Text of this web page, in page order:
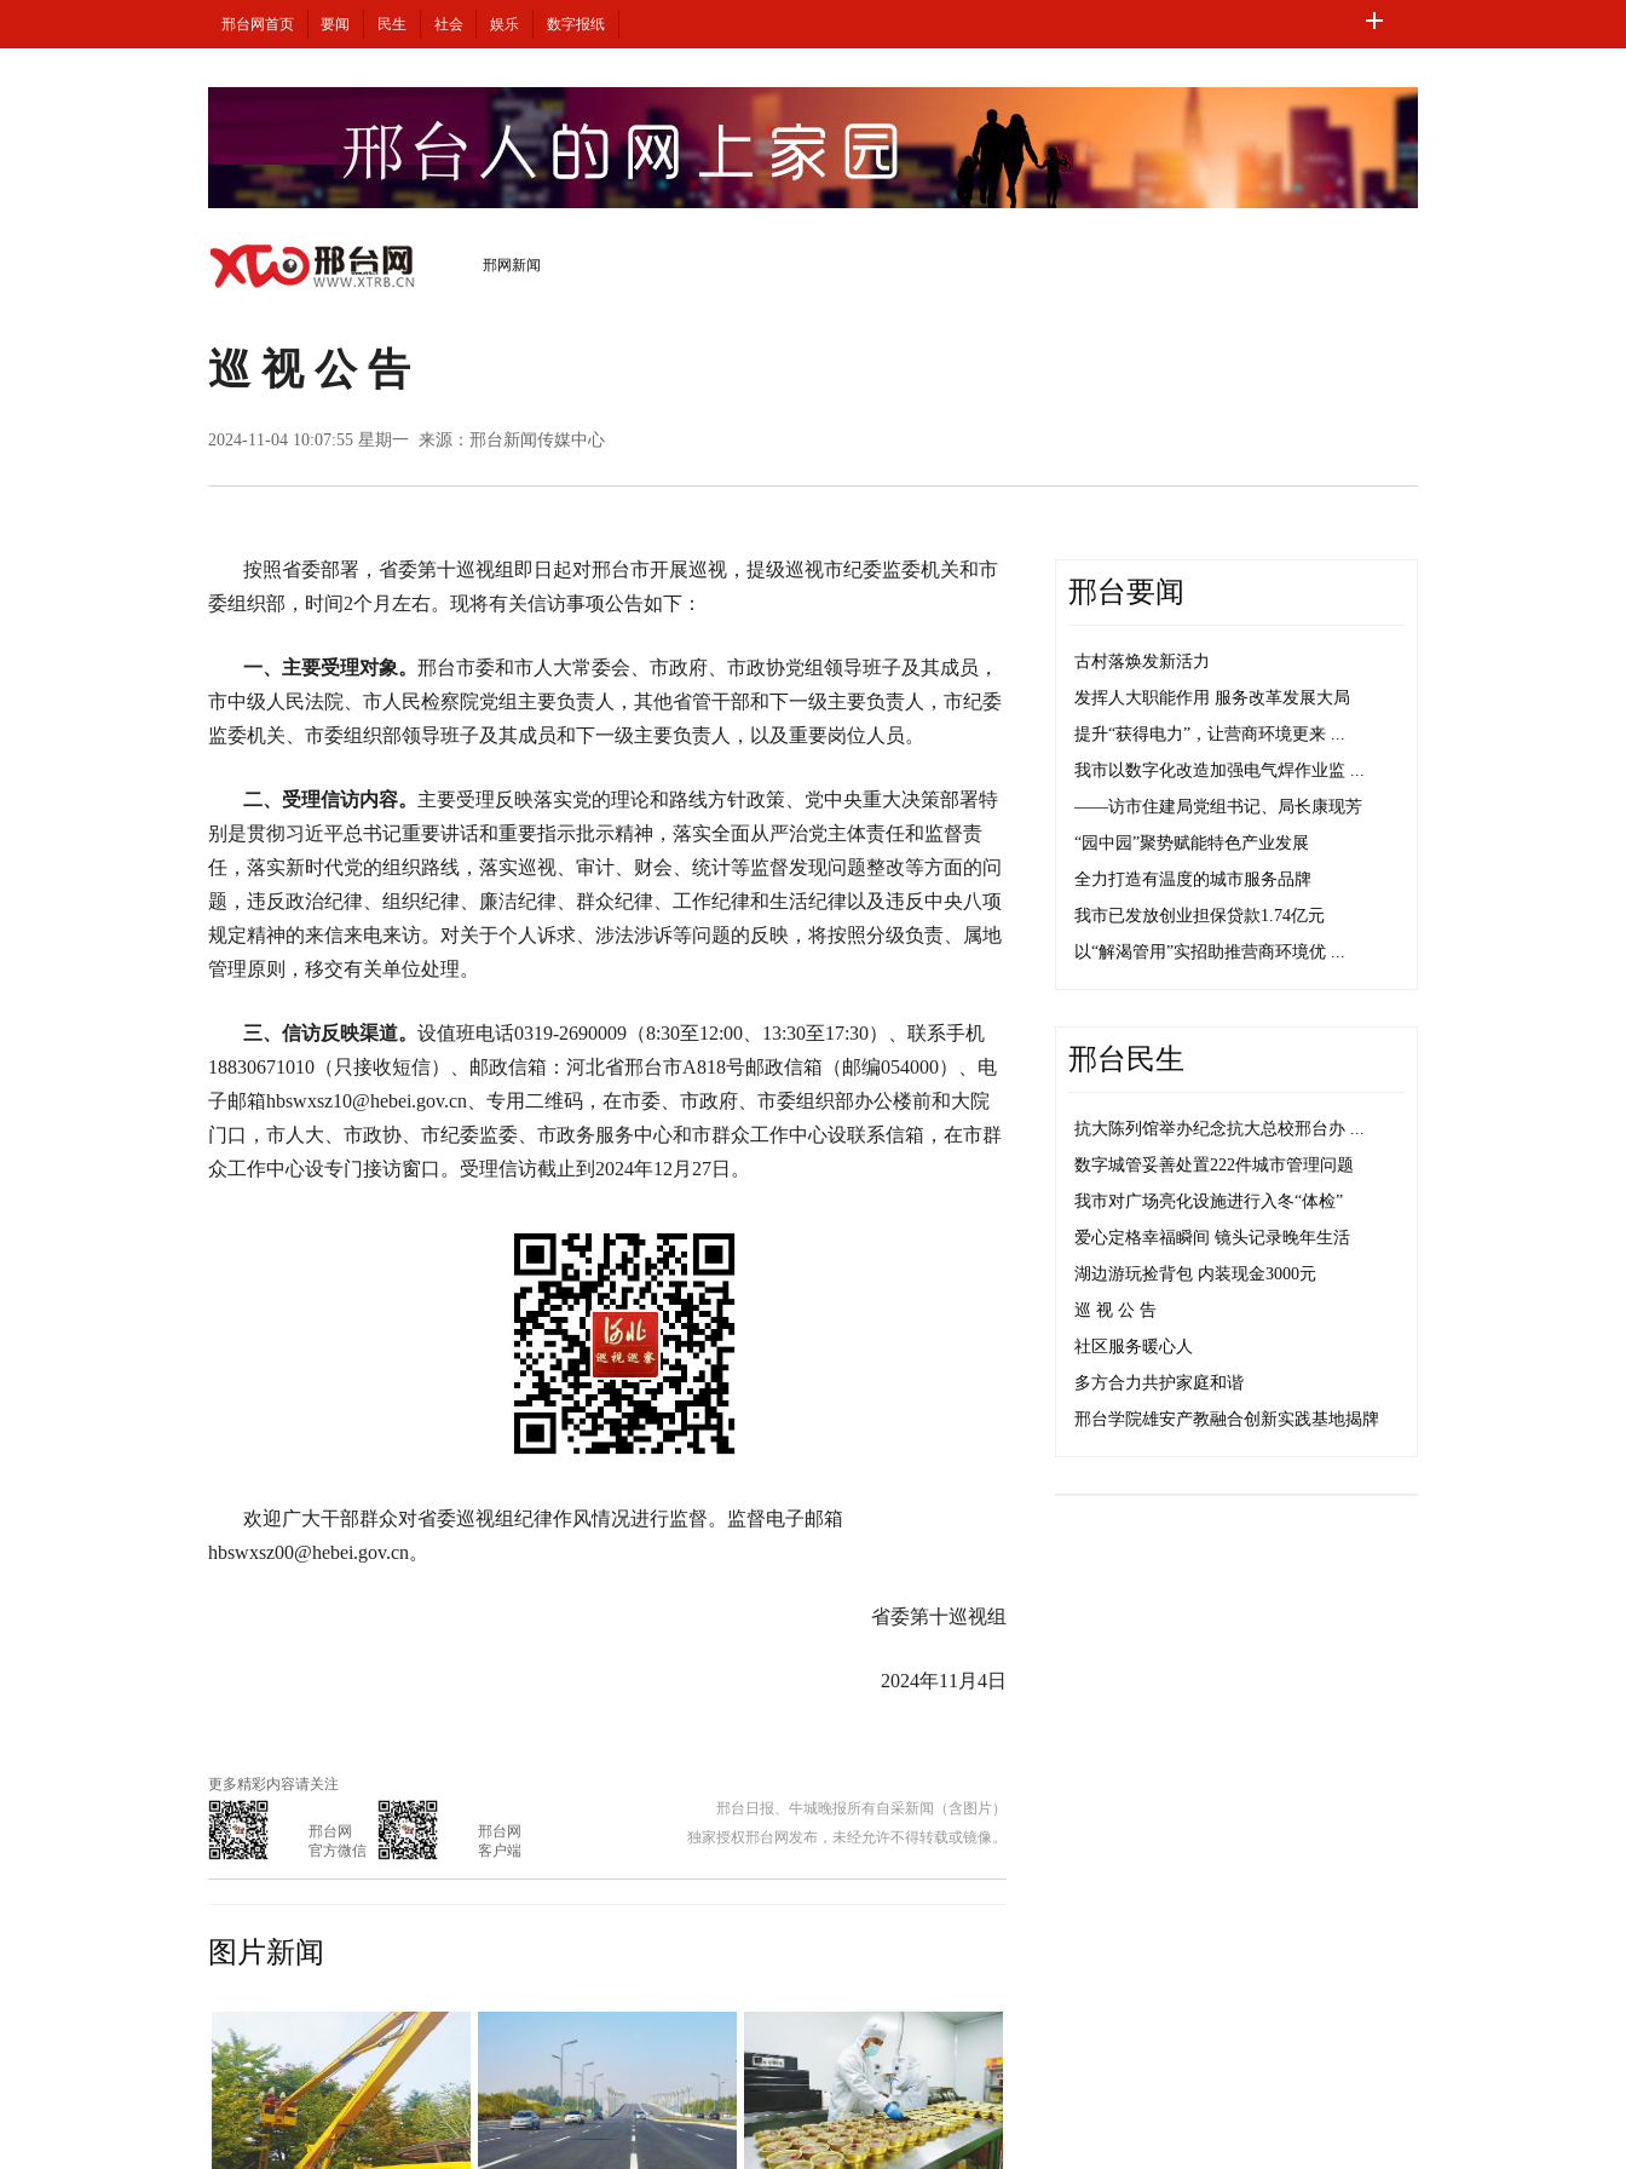
邢台网首页 要闻 民生 社会 娱乐 数字报纸
邢网新闻
巡 视 公 告
2024-11-04 10:07:55 星期一 来源：邢台新闻传媒中心
按照省委部署，省委第十巡视组即日起对邢台市开展巡视，提级巡视市纪委监委机关和市
委组织部，时间2个月左右。现将有关信访事项公告如下：
一、主要受理对象。邢台市委和市人大常委会、市政府、市政协党组领导班子及其成员，
市中级人民法院、市人民检察院党组主要负责人，其他省管干部和下一级主要负责人，市纪委
监委机关、市委组织部领导班子及其成员和下一级主要负责人，以及重要岗位人员。
二、受理信访内容。 主要受理反映落实党的理论和路线方针政策、党中央重大决策部署特
别是贯彻习近平总书记重要讲话和重要指示批示精神，落实全面从严治党主体责任和监督责
任，落实新时代党的组织路线，落实巡视、审计、财会、统计等监督发现问题整改等方面的问
题，违反政治纪律、组织纪律、廉洁纪律、群众纪律、工作纪律和生活纪律以及违反中央八项
规定精神的来信来电来访。对关于个人诉求、涉法涉诉等问题的反映，将按照分级负责、属地
管理原则，移交有关单位处理。
三、信访反映渠道。设值班电话0319-2690009（8:30至12:00、13:30至17:30）、联系手机
18830671010（只接收短信）、邮政信箱：河北省邢台市A818号邮政信箱（邮编054000）、电
子邮箱hbswxsz10@hebei.gov.cn、专用二维码，在市委、市政府、市委组织部办公楼前和大院
门口，市人大、市政协、市纪委监委、市政务服务中心和市群众工作中心设联系信箱，在市群
众工作中心设专门接访窗口。受理信访截止到2024年12月27日。
欢迎广大干部群众对省委巡视组纪律作风情况进行监督。监督电子邮箱
hbswxsz00@hebei.gov.cn。
省委第十巡视组
2024年11月4日
更多精彩内容请关注
			邢台网
			官方微信
			邢台网
			客户端
邢台日报、牛城晚报所有自采新闻（含图片）
独家授权邢台网发布，未经允许不得转载或镜像。
图片新闻
邢台要闻
古村落焕发新活力
发挥人大职能作用 服务改革发展大局
提升“获得电力”，让营商环境更来 ...
我市以数字化改造加强电气焊作业监 ...
——访市住建局党组书记、局长康现芳
“园中园”聚势赋能特色产业发展
全力打造有温度的城市服务品牌
我市已发放创业担保贷款1.74亿元
以“解渴管用”实招助推营商环境优 ...
邢台民生
抗大陈列馆举办纪念抗大总校邢台办 ...
数字城管妥善处置222件城市管理问题
我市对广场亮化设施进行入冬“体检”
爱心定格幸福瞬间 镜头记录晚年生活
湖边游玩捡背包 内装现金3000元
巡 视 公 告
社区服务暖心人
多方合力共护家庭和谐
邢台学院雄安产教融合创新实践基地揭牌